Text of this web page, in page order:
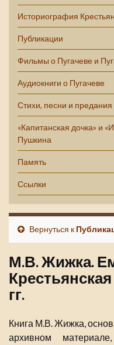
Историография
Публикации
Фильмы о Пугачеве и
Аудиокниги о Пугачеве
Стихи, песни и предания
«Капитанская дочка» и
Пушкина
Память
Ссылки
Вернуться к
М.В. Жижка.
гг.
Книга М.В. Жижка,
архивном